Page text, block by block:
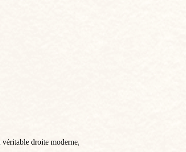
droite moderne,